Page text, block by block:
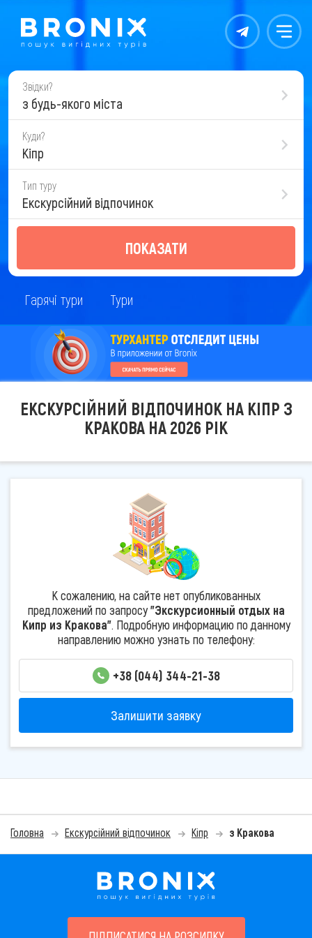
Контакты Меню
Звідки?
з будь-якого міста
Куди?
Кіпр
Тип туру
Екскурсійний відпочинок
ПОКАЗАТИ
Гарячі тури Тури
ЕКСКУРСІЙНИЙ ВІДПОЧИНОК НА КІПР З
КРАКОВА НА 2026 РІК
К сожалению, на сайте нет опубликованных
предложений по запросу"Экскурсионный отдых на
Кипр из Кракова". Подробную информацию по данному
направлению можно узнать по телефону:
+38 (044) 344-21-38
Залишити заявку
Головна Екскурсійний відпочинок Кіпр з Кракова